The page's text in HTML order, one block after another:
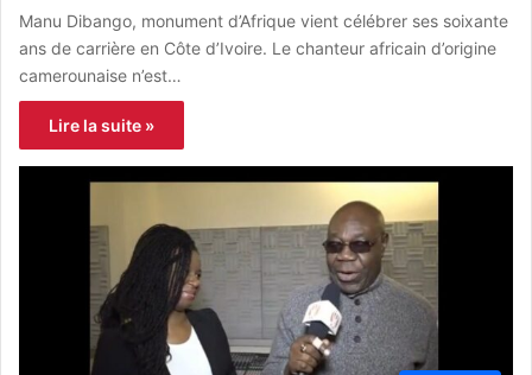
Manu Dibango, monument d’Afrique vient célébrer ses soixante
ans de carrière en Côte d’Ivoire. Le chanteur africain d’origine
camerounaise n’est…
Lire la suite »